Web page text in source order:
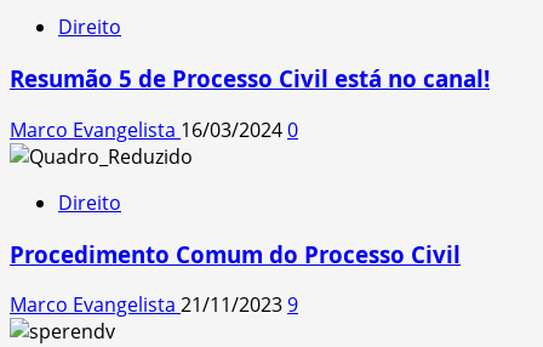
Direito
Resumão 5 de Processo Civil está no canal!
Marco Evangelista 16/03/20240
Direito
Procedimento Comum do Processo Civil
Marco Evangelista 21/11/20239